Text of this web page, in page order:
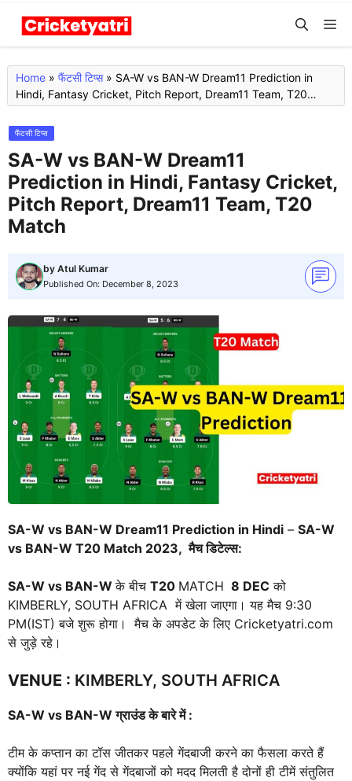
Skip
content
Home » फैंटसी टिप्स» SA-W vs BAN-W Dream11 Prediction in
Hindi, Fantasy Cricket, Pitch Report, Dream11 Team, T20
Match
फैंटसी टिप्स
SA-W vs BAN-W Dream11
Prediction in Hindi, Fantasy Cricket,
Pitch Report, Dream11 Team, T20
Match
by Atul Kumar
Published On: December 8, 2023
SA-W vs BAN-W Dream11 Prediction in Hindi – SA-W
vs BAN-W T20 Match 2023, मैच डिटेल्स:
SA-W vs BAN-Wके बीच T20 MATCH 8 DEC को
KIMBERLY, SOUTH AFRICA में खेला जाएगा। यह मैच 9:30
PM(IST) बजे शुरू होगा। मैच के अपडेट के लिए Cricketyatri.com
से जुड़े रहे।
VENUE : KIMBERLY, SOUTH AFRICA
SA-W vs BAN-Wग्राउंड के बारे में :
टीम के कप्तान का टॉस जीतकर पहले गेंदबाजी करने का फैसला करते हैं
क्योंकि यहां पर नई गेंद से गेंदबाजों को मदद मिलती है दोनों ही टीमें संतुलित